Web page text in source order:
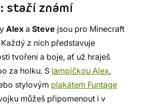
staří známí
Alex a Steve jsou pro Minecraft
z nich představuje
tvoření a boje, ať už hraješ
za holku. S lampičkou Alex,
stylovým plakátem Funtage
můžeš připomenout i v